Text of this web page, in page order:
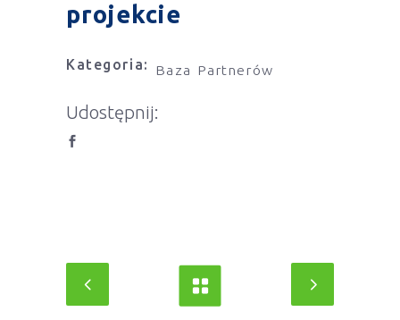
projekcie
Kategoria: Baza Partnerów
Udostępnij: